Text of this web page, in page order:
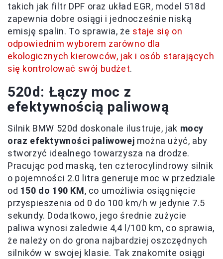
takich jak filtr DPF oraz układ EGR, model 518d
zapewnia dobre osiągi i jednocześnie niską
emisję spalin. To sprawia, że staje się on
odpowiednim wyborem zarówno dla
ekologicznych kierowców, jak i osób starających
się kontrolować swój budżet.
520d: Łączy moc z
efektywnością paliwową
Silnik BMW 520d doskonale ilustruje, jak mocy
oraz efektywności paliwowej można użyć, aby
stworzyć idealnego towarzysza na drodze.
Pracując pod maską, ten czterocylindrowy silnik
o pojemności 2.0 litra generuje moc w przedziale
od 150 do 190 KM, co umożliwia osiągnięcie
przyspieszenia od 0 do 100 km/h w jedynie 7.5
sekundy. Dodatkowo, jego średnie zużycie
paliwa wynosi zaledwie 4,4 l/100 km, co sprawia,
że należy on do grona najbardziej oszczędnych
silników w swojej klasie. Tak znakomite osiągi